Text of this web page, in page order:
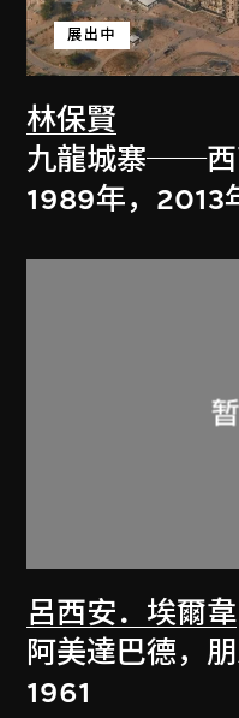
林保賢
展出中
九龍城寨──西
1989年，2013
呂西安．埃爾韋
阿美達巴德，
1961